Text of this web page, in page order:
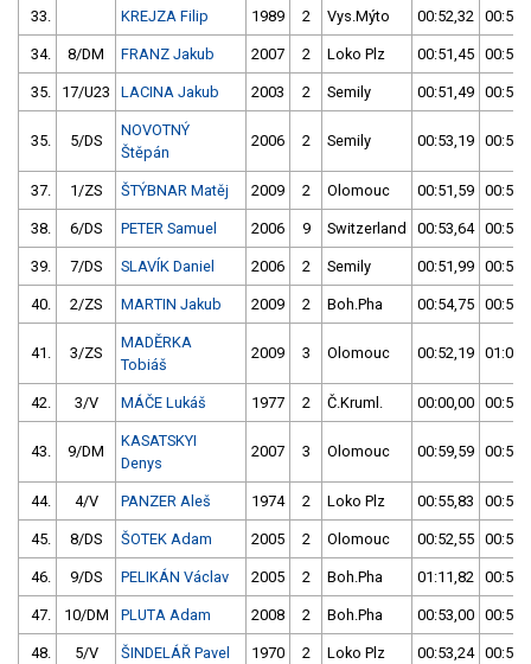
33. KREJZA Filip 1989 2 Vys.Mýto 00:52,32
34. 8/DM FRANZ Jakub 2007 2 Loko Plz 00:51,45
35. 17/U23 LACINA Jakub 2003 2 Semily 00:51,49
35. 5/DS
NOVOTNÝ
Štěpán
2006 2 Semily 00:53,19
37. 1/ZS ŠTÝBNAR Matěj 2009 2 Olomouc 00:51,59
38. 6/DS PETER Samuel 2006 9 Switzerland 00:53,64
39. 7/DS SLAVÍK Daniel 2006 2 Semily 00:51,99
40. 2/ZS MARTIN Jakub 2009 2 Boh.Pha 00:54,75
41. 3/ZS
MADĚRKA
Tobiáš
2009 3 Olomouc 00:52,19
42. 3/V MÁČE Lukáš 1977 2 Č.Kruml. 00:00,00
43. 9/DM
KASATSKYI
Denys
2007 3 Olomouc 00:59,59
44. 4/V PANZER Aleš 1974 2 Loko Plz 00:55,83
45. 8/DS ŠOTEK Adam 2005 2 Olomouc 00:52,55
46. 9/DS PELIKÁN Václav 2005 2 Boh.Pha 01:11,82
47. 10/DM PLUTA Adam 2008 2 Boh.Pha 00:53,00
48. 5/V ŠINDELÁŘ Pavel 1970 2 Loko Plz 00:53,24